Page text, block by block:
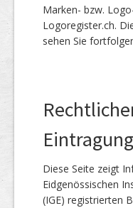
Marken- bzw.
Logoregister.ch.
sehen Sie
Eintragung
Diese Seite zeigt
Eidgenössischen
(IGE) registrierten